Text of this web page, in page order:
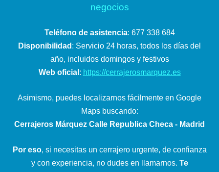
negocios
Teléfono de asistencia: 677 338 684
Disponibilidad : Servicio 24 horas, todos los días del
año, incluidos domingos y festivos
Web oficial : https://cerrajerosmarquez.es
Asimismo, puedes localizarnos fácilmente en Google
Maps buscando:
Cerrajeros Márquez Calle Republica Checa - Madrid
Por eso, si necesitas un cerrajero urgente, de confianza
y con experiencia, no dudes en llamarnos. Te